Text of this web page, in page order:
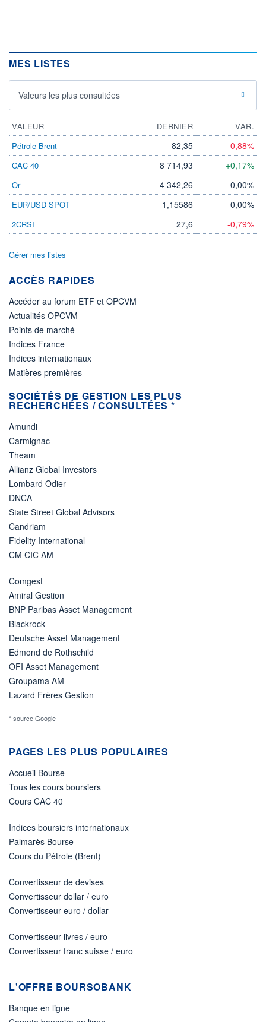
MES LISTES
Valeurs les plus consultées
VALEUR DERNIER
VAR.
Pétrole Brent
82,35 -0,88%
CAC 40 8 714,93 +0,17%
Or 4 342,26 0,00%
EUR/USD SPOT 1,15586 0,00%
2CRSI 27,6 -0,79%
Gérer mes listes
ACCÈS RAPIDES
Accéder au forum ETF et OPCVM
Actualités OPCVM
Points de marché
Indices France
Indices internationaux
Matières premières
SOCIÉTÉS DE GESTION LES PLUS
RECHERCHÉES / CONSULTÉES *
Amundi
Carmignac
Theam
Allianz Global Investors
Lombard Odier
DNCA
State Street Global Advisors
Candriam
Fidelity International
CM CIC AM
Comgest
Amiral Gestion
BNP Paribas Asset Management
Blackrock
Deutsche Asset Management
Edmond de Rothschild
OFI Asset Management
Groupama AM
Lazard Frères Gestion
* source Google
PAGES LES PLUS POPULAIRES
Accueil Bourse
Tous les cours boursiers
Cours CAC 40
Indices boursiers internationaux
Palmarès Bourse
Cours du Pétrole (Brent)
Convertisseur de devises
Convertisseur dollar / euro
Convertisseur euro / dollar
Convertisseur livres / euro
Convertisseur franc suisse / euro
L'OFFRE BOURSOBANK
Banque en ligne